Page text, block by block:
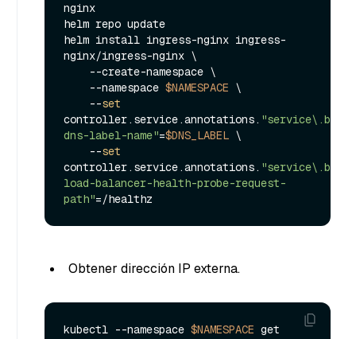
nginx
helm repo update
helm install ingress-nginx ingress-
nginx/ingress-nginx \
    --namespace
$NAMESPACE \
    --
set
controller.service.annotations.
dns-label-name"=$DNS_LABEL \
    --
set
controller.service.annotations.
load-balancer-health-probe-request-
path"
Obtener dirección IP externa.
kubectl --namespace $NAMESPACE get